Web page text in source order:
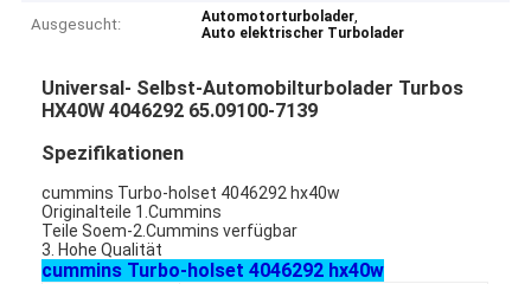
Ausgesucht:
Automotorturbolader,
Auto elektrischer Turbolader
Universal- Selbst-Automobilturbolader Turbos
HX40W 4046292 65.09100-7139
Spezifikationen
cummins Turbo-holset 4046292 hx40w
Originalteile 1.Cummins
Teile Soem-2.Cummins verfügbar
3. Hohe Qualität
cummins Turbo-holset 4046292 hx40w